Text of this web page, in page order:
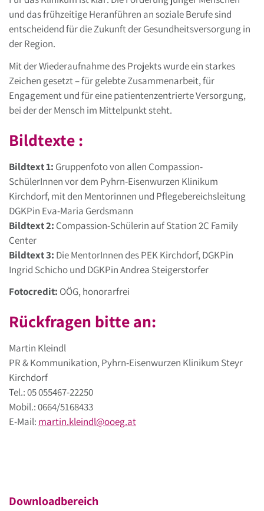
und das frühzeitige Heranführen an soziale Berufe sind
entscheidend für die Zukunft der Gesundheitsversorgung in
der Region.
Mit der Wiederaufnahme des Projekts wurde ein starkes
Zeichen gesetzt – für gelebte Zusammenarbeit, für
Engagement und für eine patientenzentrierte Versorgung,
bei der der Mensch im Mittelpunkt steht.
Bildtexte :
Bildtext 1: Gruppenfoto von allen Compassion-
SchülerInnen vor dem Pyhrn-Eisenwurzen Klinikum
Kirchdorf, mit den Mentorinnen und Pflegebereichsleitung
DGKPin Eva-Maria Gerdsmann
Bildtext 2: Compassion-Schülerin auf Station 2C Family
Center
Bildtext 3: Die MentorInnen des PEK Kirchdorf, DGKPin
Ingrid Schicho und DGKPin Andrea Steigerstorfer
Fotocredit: OÖG, honorarfrei
Rückfragen bitte an:
Martin Kleindl
PR & Kommunikation, Pyhrn-Eisenwurzen Klinikum Steyr
Kirchdorf
Tel.: 05 055467-22250
Mobil.: 0664/5168433
E-Mail: martin.kleindl@ooeg.at
Downloadbereich